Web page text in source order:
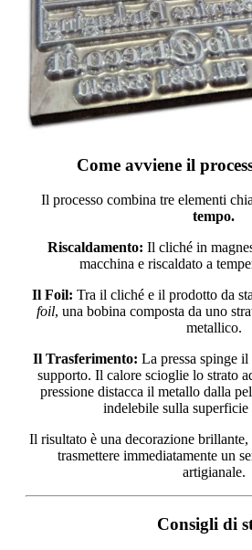
Come avviene il
Il processo combina tre elementi
tempo.
Riscaldamento: Il cliché in
macchina e riscaldato a
Il Foil: Tra il cliché e il prodotto da
foil, una bobina composta da uno
metallico.
Il Trasferimento: La pressa spinge
supporto. Il calore scioglie lo strato
pressione distacca il metallo dalla
indelebile sulla
Il risultato è una decorazione brillante,
trasmettere immediatamente un
artigianale.
Consigli di